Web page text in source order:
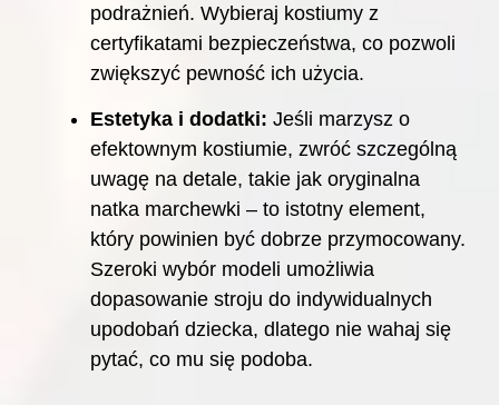
podrażnień. Wybieraj kostiumy z
certyfikatami bezpieczeństwa, co pozwoli
zwiększyć pewność ich użycia.
Estetyka i dodatki: Jeśli marzysz o
efektownym kostiumie, zwróć szczególną
uwagę na detale, takie jak oryginalna
natka marchewki – to istotny element,
który powinien być dobrze przymocowany.
Szeroki wybór modeli umożliwia
dopasowanie stroju do indywidualnych
upodobań dziecka, dlatego nie wahaj się
pytać, co mu się podoba.